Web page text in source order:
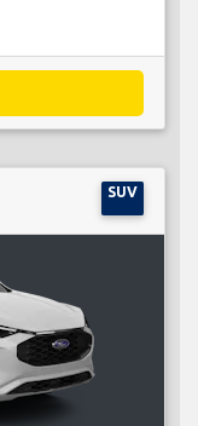
SUV